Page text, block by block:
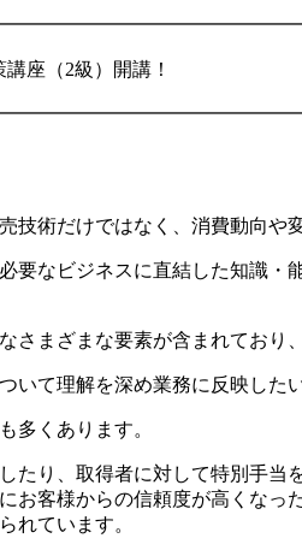
講座（2級）開講！
技術だけではなく、消費動向や
要なビジネスに直結した知識
さまざまな要素が含まれており
いて理解を深め業務に反映した
多くあります。
たり、取得者に対して特別手
お客様からの信頼度が高くな
れています。